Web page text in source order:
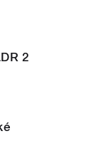
2